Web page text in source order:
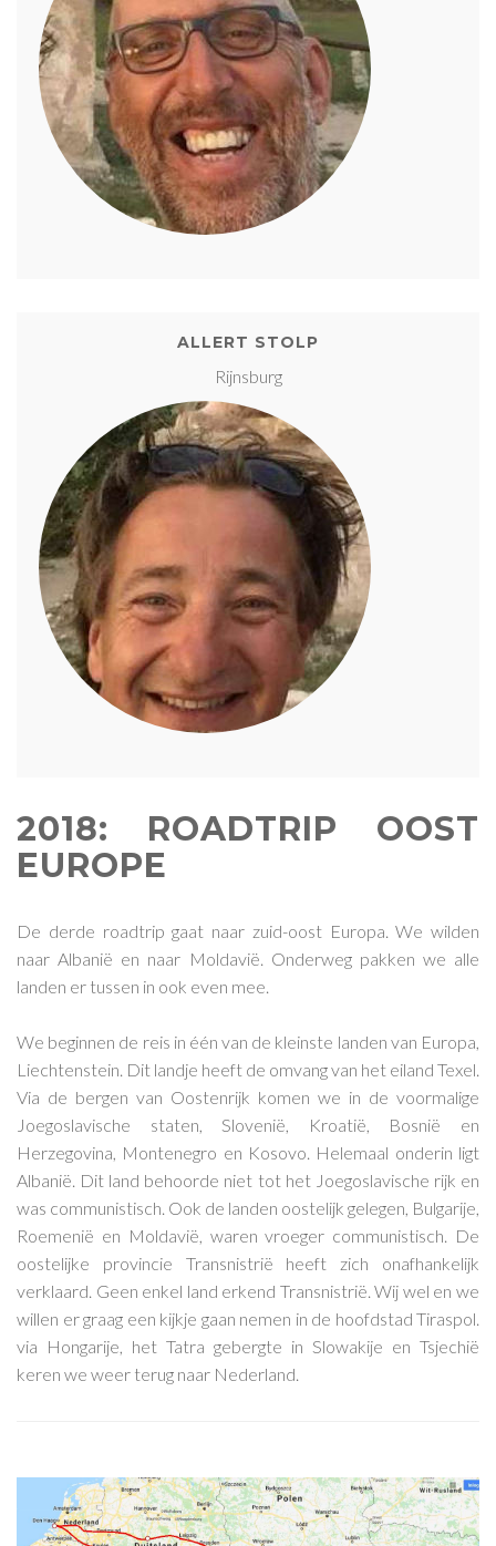
ALLERT STOLP
Rijnsburg
2018: ROADTRIP OOST
EUROPE
De derde roadtrip gaat naar zuid-oost Europa. We wilden
naar Albanië en naar Moldavië. Onderweg pakken we alle
landen er tussen in ook even mee.
We beginnen de reis in één van de kleinste landen van Europa,
Liechtenstein. Dit landje heeft de omvang van het eiland Texel.
Via de bergen van Oostenrijk komen we in de voormalige
Joegoslavische staten, Slovenië, Kroatië, Bosnië en
Herzegovina, Montenegro en Kosovo. Helemaal onderin ligt
Albanië. Dit land behoorde niet tot het Joegoslavische rijk en
was communistisch. Ook de landen oostelijk gelegen, Bulgarije,
Roemenië en Moldavië, waren vroeger communistisch. De
oostelijke provincie Transnistrië heeft zich onafhankelijk
verklaard. Geen enkel land erkend Transnistrië. Wij wel en we
willen er graag een kijkje gaan nemen in de hoofdstad Tiraspol.
via Hongarije, het Tatra gebergte in Slowakije en Tsjechië
keren we weer terug naar Nederland.